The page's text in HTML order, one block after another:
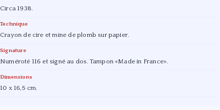
Circa 1938.
Technique
Crayon de cire et mine de plomb sur papier.
Signature
Numéroté 116 et signé au dos. Tampon «Made in France».
Dimensions
10 x 16,5 cm.